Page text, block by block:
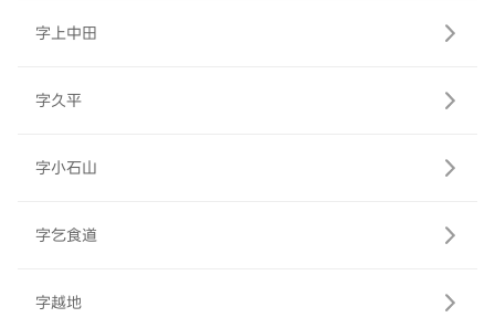
字上中田
字久平
字小石山
字乞食道
字越地